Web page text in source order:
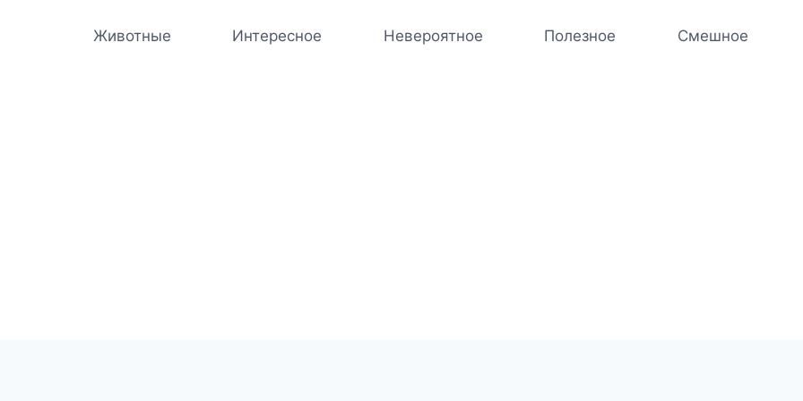
Животные Интересное Невероятное Полезное Смешное